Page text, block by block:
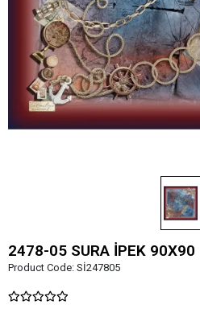
2478-05 SURA İPEK 90X90
Product Code: Sİ247805